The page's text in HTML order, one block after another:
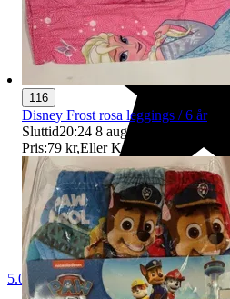
5.0
116
Disney Frost rosa leggings / 6 år
Sluttid20:24 8 aug 20:24
Pris:79 kr,Eller Köp nu